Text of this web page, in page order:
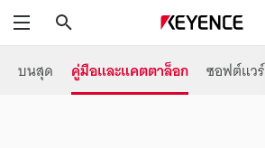
บนสุด คู่มือและแคตตาล็อก ซอฟต์แวร์